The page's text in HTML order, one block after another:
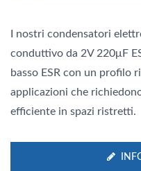
I nostri condensatori
conduttivo da 2V 220μF
basso ESR con un profilo
applicazioni che
efficiente in spazi ristretti.